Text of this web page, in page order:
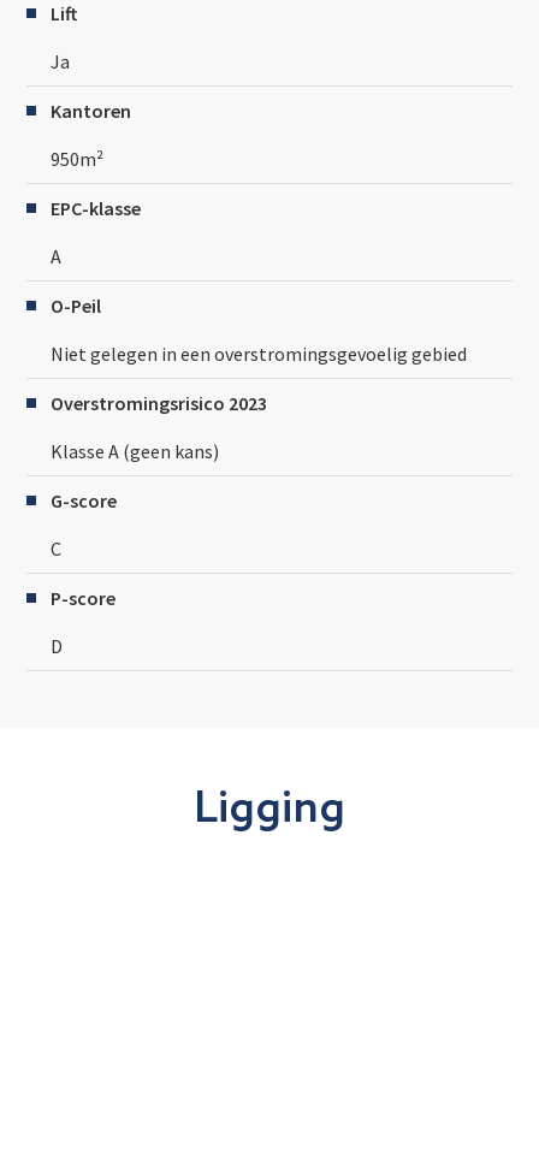
Lift
Ja
Kantoren
950m²
EPC-klasse
A
O-Peil
Niet gelegen in een overstromingsgevoelig gebied
Overstromingsrisico 2023
Klasse A (geen kans)
G-score
C
P-score
D
Ligging